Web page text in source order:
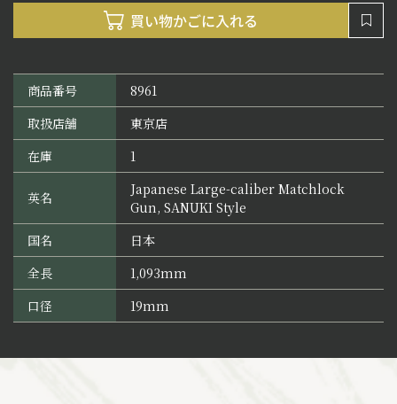
商品番号
8961
取扱店舗
東京店
在庫
1
英名
Japanese Large-caliber Matchlock
Gun, SANUKI Style
国名
日本
全長
1,093mm
口径
19mm